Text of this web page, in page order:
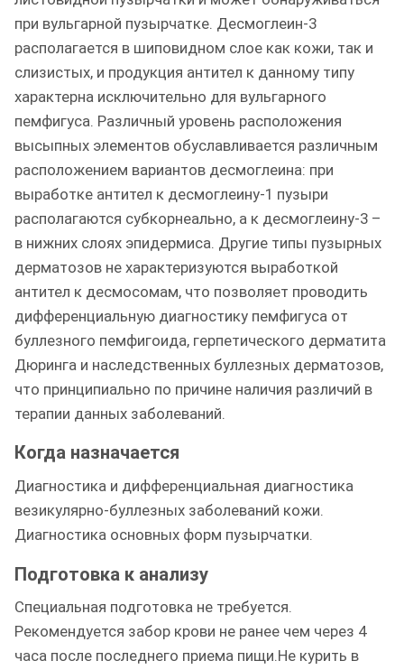
при вульгарной пузырчатке. Десмоглеин-3
располагается в шиповидном слое как кожи, так и
слизистых, и продукция антител к данному типу
характерна исключительно для вульгарного
пемфигуса. Различный уровень расположения
высыпных элементов обуславливается различным
расположением вариантов десмоглеина: при
выработке антител к десмоглеину-1 пузыри
располагаются субкорнеально, а к десмоглеину-3 –
в нижних слоях эпидермиса. Другие типы пузырных
дерматозов не характеризуются выработкой
антител к десмосомам, что позволяет проводить
дифференциальную диагностику пемфигуса от
буллезного пемфигоида, герпетического дерматита
Дюринга и наследственных буллезных дерматозов,
что принципиально по причине наличия различий в
терапии данных заболеваний.
Когда назначается
Диагностика и дифференциальная диагностика
везикулярно-буллезных заболеваний кожи.
Диагностика основных форм пузырчатки.
Подготовка к анализу
Специальная подготовка не требуется.
Рекомендуется забор крови не ранее чем через 4
часа после последнего приема пищи.Не курить в